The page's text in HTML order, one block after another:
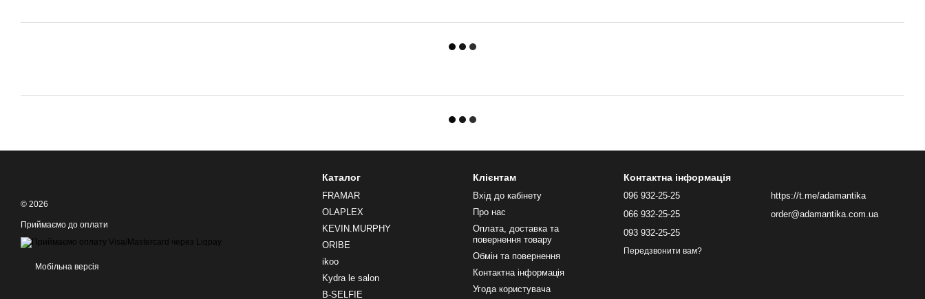
© 2026
Приймаємо до оплати
Мобільна версія
Каталог
FRAMAR
OLAPLEX
KEVIN.MURPHY
ORIBE
ikoo
Kydra le salon
B-SELFIE
Клієнтам
Вхід до кабінету
Про нас
Оплата, доставка та
повернення товару
Обмін та повернення
Контактна інформація
Угода користувача
Контактна інформація
096 932-25-25
066 932-25-25
093 932-25-25
Передзвонити вам?
https://t.me/adamantika
order@adamantika.com.ua